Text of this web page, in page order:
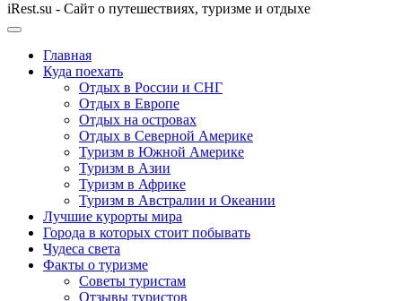
iRest.su - Сайт о путешествиях, туризме и отдыхе
Главная
Куда поехать
Отдых в России и СНГ
Отдых в Европе
Отдых на островах
Отдых в Северной Америке
Туризм в Южной Америке
Туризм в Азии
Туризм в Африке
Туризм в Австралии и Океании
Лучшие курорты мира
Города в которых стоит побывать
Чудеса света
Факты о туризме
Советы туристам
Отзывы туристов